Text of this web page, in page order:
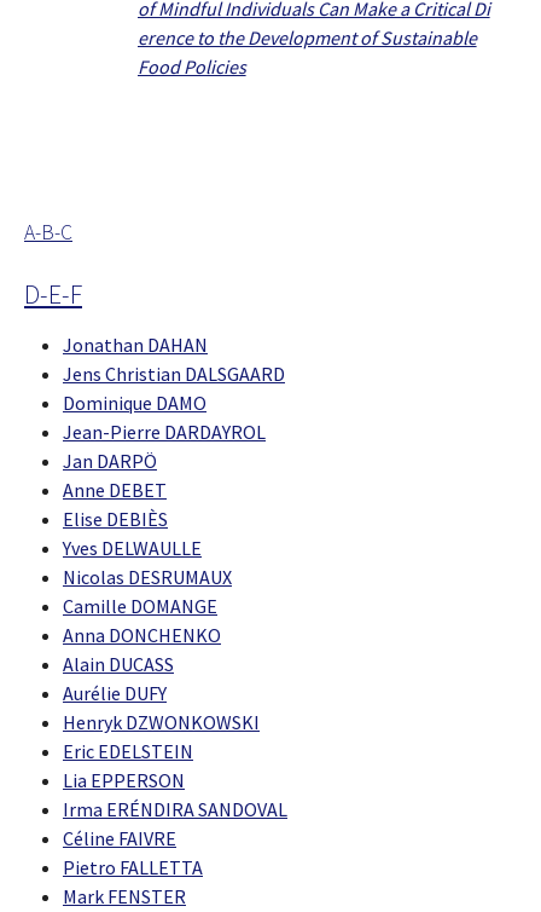
of Mindful Individuals Can Make a Critical Di
erence to the Development of Sustainable
Food Policies
A-B-C
D-E-F
Jonathan DAHAN
Jens Christian DALSGAARD
Dominique DAMO
Jean-Pierre DARDAYROL
Jan DARPÖ
Anne DEBET
Elise DEBIÈS
Yves DELWAULLE
Nicolas DESRUMAUX
Camille DOMANGE
Anna DONCHENKO
Alain DUCASS
Aurélie DUFY
Henryk DZWONKOWSKI
Eric EDELSTEIN
Lia EPPERSON
Irma ERÉNDIRA SANDOVAL
Céline FAIVRE
Pietro FALLETTA
Mark FENSTER